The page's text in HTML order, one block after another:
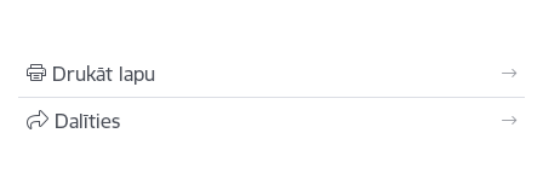
Drukāt lapu
Dalīties